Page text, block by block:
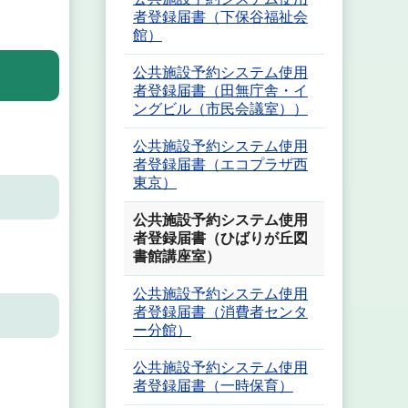
者登録届書（下保谷福祉会
館）
公共施設予約システム使用
者登録届書（田無庁舎・イ
ングビル（市民会議室））
公共施設予約システム使用
者登録届書（エコプラザ西
東京）
公共施設予約システム使用
者登録届書（ひばりが丘図
書館講座室）
公共施設予約システム使用
者登録届書（消費者センタ
ー分館）
公共施設予約システム使用
者登録届書（一時保育）